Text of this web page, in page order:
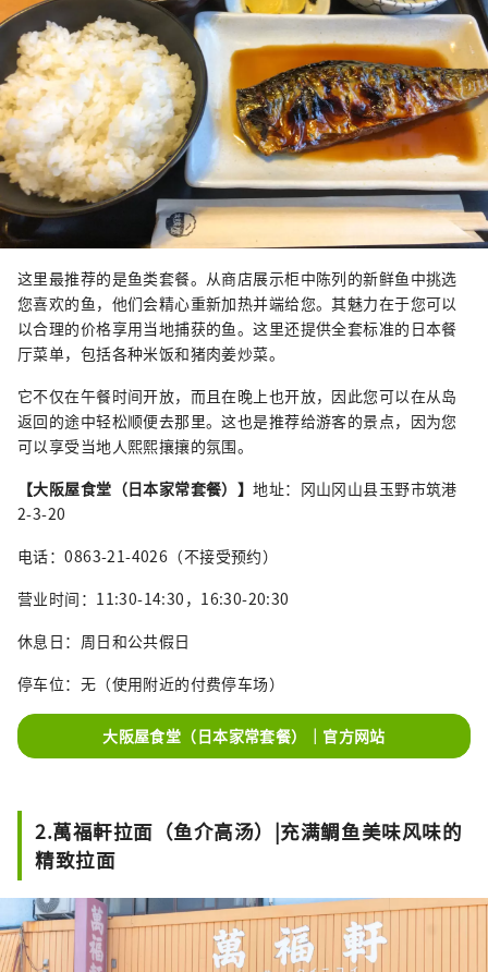
这里最推荐的是鱼类套餐。从商店展示柜中陈列的新鲜鱼中挑选
您喜欢的鱼，他们会精心重新加热并端给您。其魅力在于您可以
以合理的价格享用当地捕获的鱼。这里还提供全套标准的日本餐
厅菜单，包括各种米饭和猪肉姜炒菜。
它不仅在午餐时间开放，而且在晚上也开放，因此您可以在从岛
返回的途中轻松顺便去那里。这也是推荐给游客的景点，因为您
可以享受当地人熙熙攘攘的氛围。
【大阪屋食堂（日本家常套餐）】地址：冈山冈山县玉野市筑港
2-3-20
电话：0863-21-4026（不接受预约）
营业时间：11:30-14:30，16:30-20:30
休息日：周日和公共假日
停车位：无（使用附近的付费停车场）
大阪屋食堂（日本家常套餐）｜官方网站
2.萬福軒拉面（鱼介高汤）|充满鲷鱼美味风味的
精致拉面